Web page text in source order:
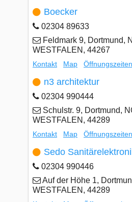
Boecker
02304 89633
Feldmark 9, Dortmund,
WESTFALEN, 44267
Kontakt Map Öffnungszeiten
n3 architektur
02304 990444
Schulstr. 9, Dortmund,
WESTFALEN, 44289
Kontakt Map Öffnungszeiten
Sedo
02304 990446
Auf der Höhe 1,
WESTFALEN, 44289